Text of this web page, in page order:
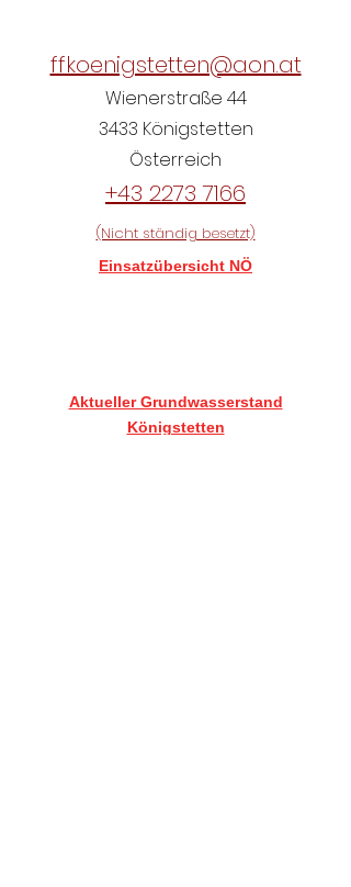
ffkoenigstetten@aon.at
Wienerstraße 44
3433 Königstetten
Österreich
+43 2273 7166
(Nicht ständig besetzt)
Einsatzübersicht NÖ
Aktueller Grundwasserstand
Königstetten